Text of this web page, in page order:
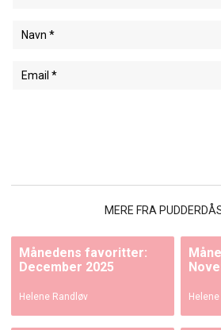
MERE FRA
Månedens favoritter:
December 2025
Helene Randløv